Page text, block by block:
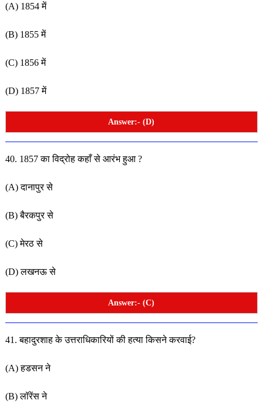
(A) 1854 में
(B) 1855 में
(C) 1856 में
(D) 1857 में
Answer:- (D)
40. 1857 का विद्रोह कहाँ से आरंभ हुआ ?
(A) दानापुर से
(B) बैरकपुर से
(C) मेरठ से
(D) लखनऊ से
Answer:- (C)
41. बहादुरशाह के उत्तराधिकारियों की हत्या किसने करवाई?
(A) हडसन ने
(B) लॉरेंस ने